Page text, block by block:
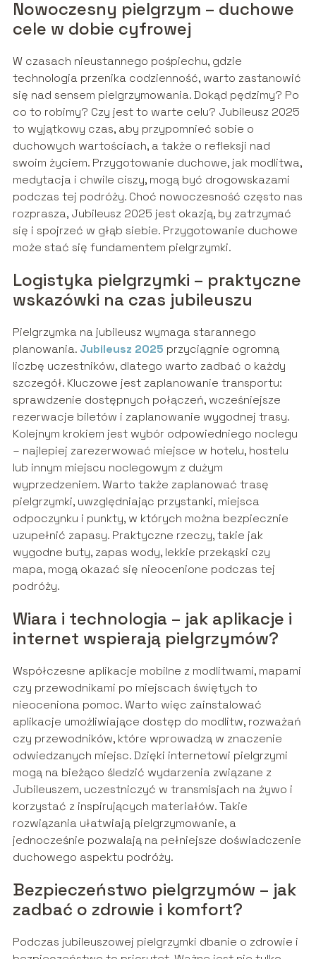
Nowoczesny pielgrzym – duchowe
cele w dobie cyfrowej
W czasach nieustannego pośpiechu, gdzie
technologia przenika codzienność, warto zastanowić
się nad sensem pielgrzymowania. Dokąd pędzimy? Po
co to robimy? Czy jest to warte celu? Jubileusz 2025
to wyjątkowy czas, aby przypomnieć sobie o
duchowych wartościach, a także o refleksji nad
swoim życiem. Przygotowanie duchowe, jak modlitwa,
medytacja i chwile ciszy, mogą być drogowskazami
podczas tej podróży. Choć nowoczesność często nas
rozprasza, Jubileusz 2025 jest okazją, by zatrzymać
się i spojrzeć w głąb siebie. Przygotowanie duchowe
może stać się fundamentem pielgrzymki.
Logistyka pielgrzymki – praktyczne
wskazówki na czas jubileuszu
Pielgrzymka na jubileusz wymaga starannego
planowania. Jubileusz 2025 przyciągnie ogromną
liczbę uczestników, dlatego warto zadbać o każdy
szczegół. Kluczowe jest zaplanowanie transportu:
sprawdzenie dostępnych połączeń, wcześniejsze
rezerwacje biletów i zaplanowanie wygodnej trasy.
Kolejnym krokiem jest wybór odpowiedniego noclegu
– najlepiej zarezerwować miejsce w hotelu, hostelu
lub innym miejscu noclegowym z dużym
wyprzedzeniem. Warto także zaplanować trasę
pielgrzymki, uwzględniając przystanki, miejsca
odpoczynku i punkty, w których można bezpiecznie
uzupełnić zapasy. Praktyczne rzeczy, takie jak
wygodne buty, zapas wody, lekkie przekąski czy
mapa, mogą okazać się nieocenione podczas tej
podróży.
Wiara i technologia – jak aplikacje i
internet wspierają pielgrzymów?
Współczesne aplikacje mobilne z modlitwami, mapami
czy przewodnikami po miejscach świętych to
nieoceniona pomoc. Warto więc zainstalować
aplikacje umożliwiające dostęp do modlitw, rozważań
czy przewodników, które wprowadzą w znaczenie
odwiedzanych miejsc. Dzięki internetowi pielgrzymi
mogą na bieżąco śledzić wydarzenia związane z
Jubileuszem, uczestniczyć w transmisjach na żywo i
korzystać z inspirujących materiałów. Takie
rozwiązania ułatwiają pielgrzymowanie, a
jednocześnie pozwalają na pełniejsze doświadczenie
duchowego aspektu podróży.
Bezpieczeństwo pielgrzymów – jak
zadbać o zdrowie i komfort?
Podczas jubileuszowej pielgrzymki dbanie o zdrowie i